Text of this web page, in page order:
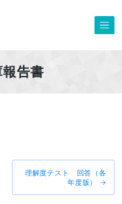
告書
理解度テスト 回答（各
年度版）